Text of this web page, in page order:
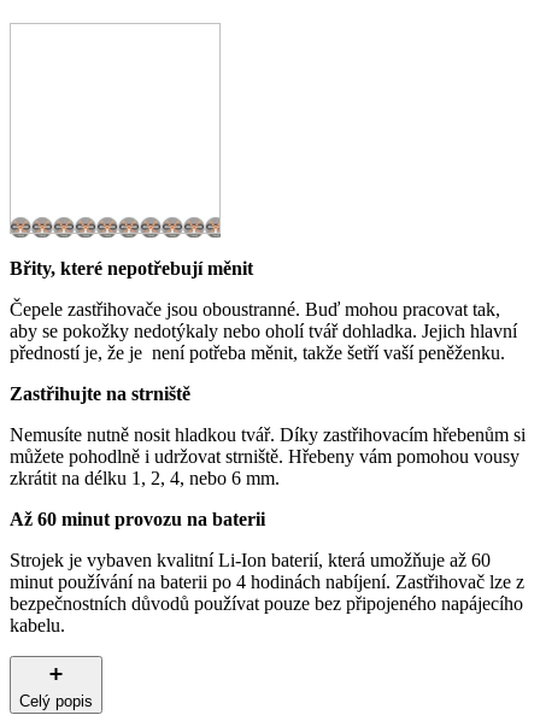
Břity, které nepotřebují měnit
Čepele zastřihovače jsou oboustranné. Buď mohou pracovat tak,
aby se pokožky nedotýkaly nebo oholí tvář dohladka. Jejich hlavní
předností je, že je není potřeba měnit, takže šetří vaší peněženku.
Zastřihujte na strniště
Nemusíte nutně nosit hladkou tvář. Díky zastřihovacím hřebenům si
můžete pohodlně i udržovat strniště. Hřebeny vám pomohou vousy
zkrátit na délku 1, 2, 4, nebo 6 mm.
Až 60 minut provozu na baterii
Strojek je vybaven kvalitní Li-Ion baterií, která umožňuje až 60
minut používání na baterii po 4 hodinách nabíjení. Zastřihovač lze z
bezpečnostních důvodů používat pouze bez připojeného napájecího
kabelu.
Celý popis